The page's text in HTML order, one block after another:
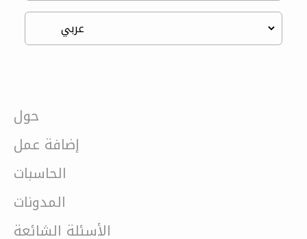
حول
إضافة عمل
الحاسبات
المدونات
الأسئلة الشائعة